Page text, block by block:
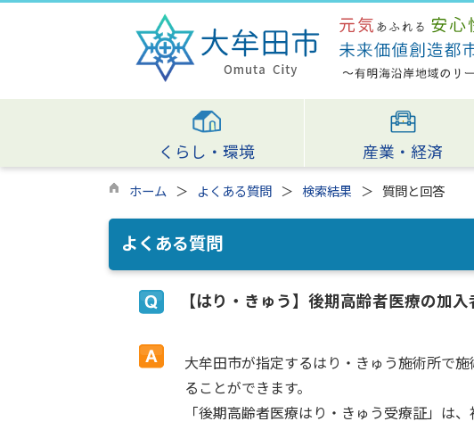
くらし・環境 産業・経済
ホーム よくある質問 検索結果 質問と回答
よくある質問
【はり・きゅう】後期高齢者医療の加
大牟田市が指定するはり・きゅう施術所で
ることができます。
「後期高齢者医療はり・きゅう受療証」は